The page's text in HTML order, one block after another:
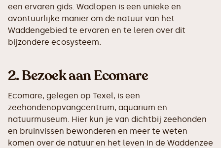
een ervaren gids. Wadlopen is een unieke en
avontuurlijke manier om de natuur van het
Waddengebied te ervaren en te leren over dit
bijzondere ecosysteem.
2. Bezoek aan Ecomare
Ecomare, gelegen op Texel, is een
zeehondenopvangcentrum, aquarium en
natuurmuseum. Hier kun je van dichtbij zeehonden
en bruinvissen bewonderen en meer te weten
komen over de natuur en het leven in de Waddenzee